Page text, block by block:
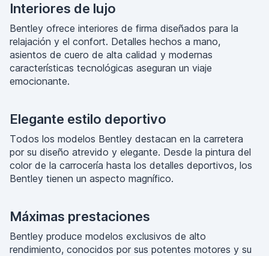
Interiores de lujo
Bentley ofrece interiores de firma diseñados para la
relajación y el confort. Detalles hechos a mano,
asientos de cuero de alta calidad y modernas
características tecnológicas aseguran un viaje
emocionante.
Elegante estilo deportivo
Todos los modelos Bentley destacan en la carretera
por su diseño atrevido y elegante. Desde la pintura del
color de la carrocería hasta los detalles deportivos, los
Bentley tienen un aspecto magnífico.
Máximas prestaciones
Bentley produce modelos exclusivos de alto
rendimiento, conocidos por sus potentes motores y su